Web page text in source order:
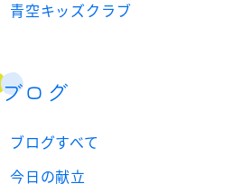
青空キッズクラブ
ブログ
ブログすべて
今日の献立